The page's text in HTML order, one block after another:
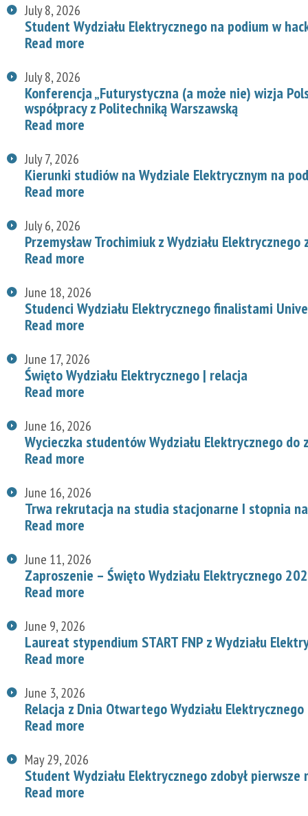
July 8, 2026
Student Wydziału Elektrycznego na podium w
Read more
July 8, 2026
Konferencja „Futurystyczna (a może nie) wizja
współpracy z Politechniką Warszawską
Read more
July 7, 2026
Kierunki studiów na Wydziale Elektrycznym na
Read more
July 6, 2026
Przemysław Trochimiuk z Wydziału Elektrycznego
Read more
June 18, 2026
Studenci Wydziału Elektrycznego finalistami
Read more
June 17, 2026
Święto Wydziału Elektrycznego | relacja
Read more
June 16, 2026
Wycieczka studentów Wydziału Elektrycznego
Read more
June 16, 2026
Trwa rekrutacja na studia stacjonarne I stopnia
Read more
June 11, 2026
Zaproszenie – Święto Wydziału Elektrycznego
Read more
June 9, 2026
Laureat stypendium START FNP z Wydziału
Read more
June 3, 2026
Relacja z Dnia Otwartego Wydziału
Read more
May 29, 2026
Student Wydziału Elektrycznego zdobył
Read more